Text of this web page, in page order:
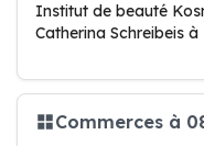
Institut de beauté
Catherina Schreibeis à
Commerces à